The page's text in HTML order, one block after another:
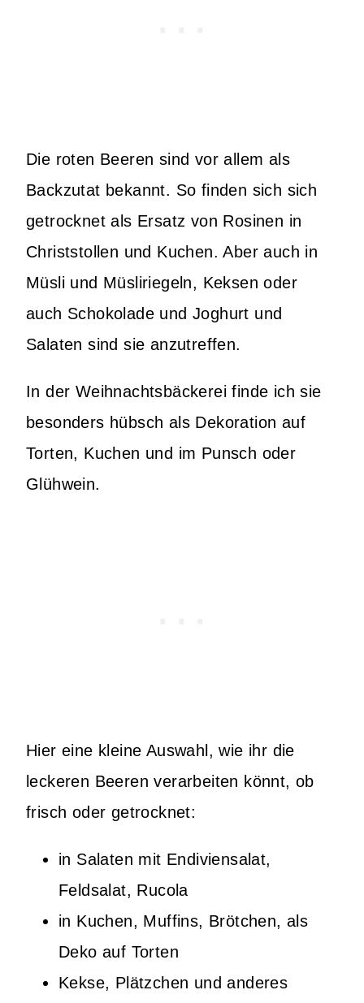
Die roten Beeren sind vor allem als
Backzutat bekannt. So finden sich sich
getrocknet als Ersatz von Rosinen in
Christstollen und Kuchen. Aber auch in
Müsli und Müsliriegeln, Keksen oder
auch Schokolade und Joghurt und
Salaten sind sie anzutreffen.
In der Weihnachtsbäckerei finde ich sie
besonders hübsch als Dekoration auf
Torten, Kuchen und im Punsch oder
Glühwein.
Hier eine kleine Auswahl, wie ihr die
leckeren Beeren verarbeiten könnt, ob
frisch oder getrocknet:
in Salaten mit Endiviensalat,
Feldsalat, Rucola
in Kuchen, Muffins, Brötchen, als
Deko auf Torten
Kekse, Plätzchen und anderes